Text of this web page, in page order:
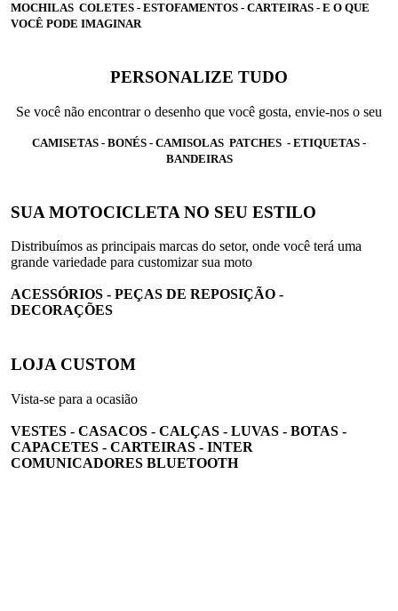
MOCHILAS COLETES - ESTOFAMENTOS - CARTEIRAS - E O QUE
VOCÊ PODE IMAGINAR
PERSONALIZE TUDO
Se você não encontrar o desenho que você gosta, envie-nos o seu
CAMISETAS - BONÉS - CAMISOLAS PATCHES - ETIQUETAS -
BANDEIRAS
SUA MOTOCICLETA NO SEU ESTILO
Distribuímos as principais marcas do setor, onde você terá uma
grande variedade para customizar sua moto
ACESSÓRIOS - PEÇAS DE REPOSIÇÃO -
DECORAÇÕES
LOJA CUSTOM
Vista-se para a ocasião
VESTES - CASACOS - CALÇAS - LUVAS - BOTAS -
CAPACETES - CARTEIRAS - INTER
COMUNICADORES BLUETOOTH